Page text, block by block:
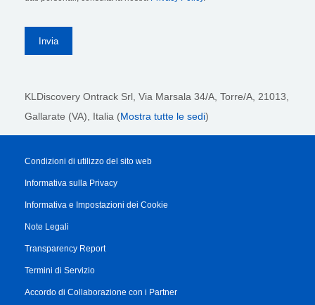
KLDiscovery Ontrack Srl, Via Marsala 34/A, Torre/A, 21013,
Gallarate (VA), Italia (Mostra tutte le sedi)
Condizioni di utilizzo del sito web
Informativa sulla Privacy
Informativa e Impostazioni dei Cookie
Note Legali
Transparency Report
Termini di Servizio
Accordo di Collaborazione con i Partner